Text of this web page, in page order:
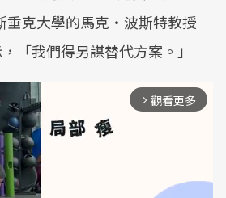
垂克大學的馬克‧波斯特教授
「我們得另謀替代方案。」
arrow_forward_ios 觀看更多